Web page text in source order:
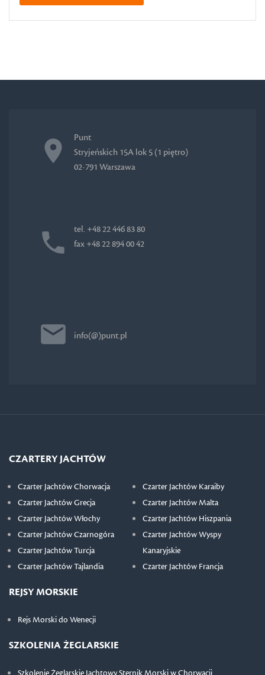
Punt
Stryjeńskich 15A lok 5 (1 piętro)
02-791 Warszawa
tel. +48 22 446 83 80
fax +48 22 894 00 42
info(@)punt.pl
CZARTERY JACHTÓW
Czarter Jachtów Chorwacja
Czarter Jachtów Grecja
Czarter Jachtów Włochy
Czarter Jachtów Czarnogóra
Czarter Jachtów Turcja
Czarter Jachtów Tajlandia
Czarter Jachtów Karaiby
Czarter Jachtów Malta
Czarter Jachtów Hiszpania
Czarter Jachtów Wyspy
Kanaryjskie
Czarter Jachtów Francja
REJSY MORSKIE
Rejs Morski do Wenecji
SZKOLENIA ŻEGLARSKIE